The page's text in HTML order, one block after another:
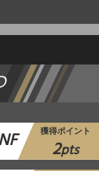
獲得ポイント
2pts